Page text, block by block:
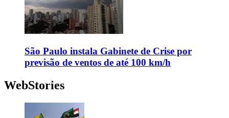
São Paulo instala Gabinete de Crise por
previsão de ventos de até 100 km/h
WebStories